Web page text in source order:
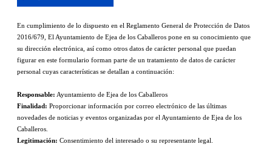
En cumplimiento de lo dispuesto en el Reglamento General de Protección de Datos
2016/679, El Ayuntamiento de Ejea de los Caballeros pone en su conocimiento que
su dirección electrónica, así como otros datos de carácter personal que puedan
figurar en este formulario forman parte de un tratamiento de datos de carácter
personal cuyas características se detallan a continuación:
Responsable: Ayuntamiento de Ejea de los Caballeros
Finalidad: Proporcionar información por correo electrónico de las últimas
novedades de noticias y eventos organizadas por el Ayuntamiento de Ejea de los
Caballeros.
Legitimación: Consentimiento del interesado o su representante legal.